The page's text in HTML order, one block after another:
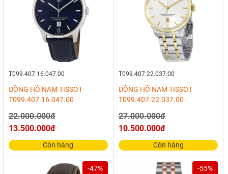
T099.407.16.047.00
ĐỒNG HỒ NAM TISSOT
T099.407.16.047.00
22.000.000đ
13.500.000đ
Còn hàng
T099.407.22.037.00
ĐỒNG HỒ NAM TISSOT
T099.407.22.037.00
27.000.000đ
10.500.000đ
Còn hàng
-47% -55%